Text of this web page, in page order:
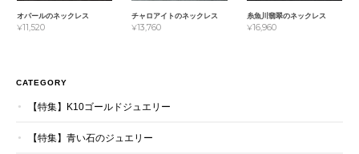
オパールのネックレス
¥11,520
チャロアイトのネックレス
¥13,760
糸魚川翡翠のネックレス
¥16,960
CATEGORY
【特集】K10ゴールドジュエリー
【特集】青い石のジュエリー